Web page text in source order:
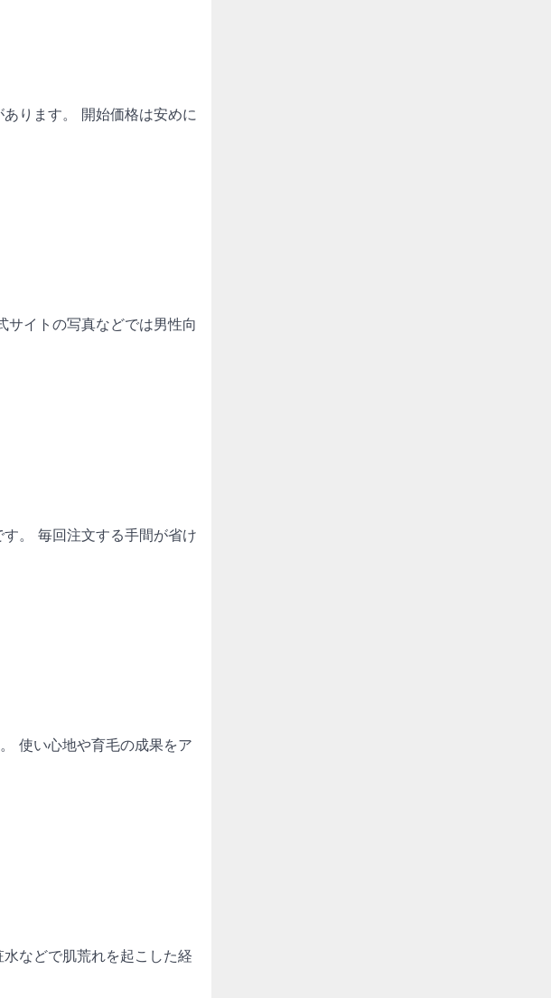
ります。 開始価格は安めに
サイトの写真などでは男性向
。 毎回注文する手間が省け
使い心地や育毛の成果をア
などで肌荒れを起こした経